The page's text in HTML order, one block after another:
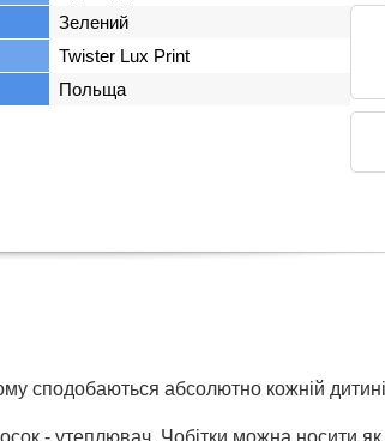
Зелений
Twister Lux Print
Польща
сподобаються абсолютно кожній
- утеплювач. Чобітки можна носити